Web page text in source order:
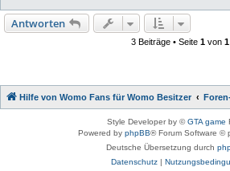
Antworten
3 Beiträge • Seite 1 von 1
Hilfe von Womo Fans für Womo Besitzer
Style Developer by ©GTA game
Powered by phpBB® Forum Software ©
Deutsche Übersetzung durch
Datenschutz|